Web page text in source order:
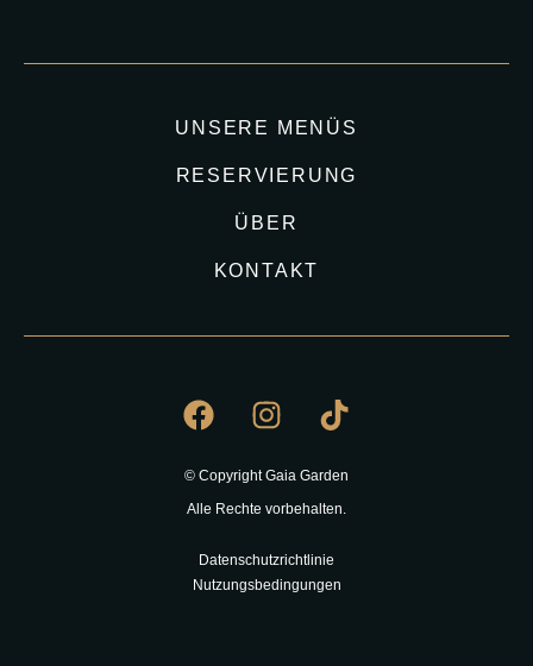
UNSERE MENÜS
RESERVIERUNG
ÜBER
KONTAKT
© Copyright Gaia Garden
Alle Rechte vorbehalten.
Datenschutzrichtlinie
Nutzungsbedingungen